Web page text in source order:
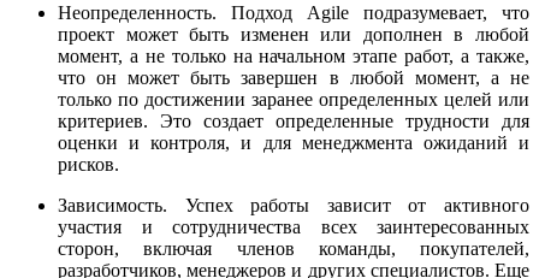
Неопределенность. Подход Agile подразумевает, что
проект может быть изменен или дополнен в любой
момент, а не только на начальном этапе работ, а также,
что он может быть завершен в любой момент, а не
только по достижении заранее определенных целей или
критериев. Это создает определенные трудности для
оценки и контроля, и для менеджмента ожиданий и
рисков.
Зависимость. Успех работы зависит от активного
участия и сотрудничества всех заинтересованных
сторон, включая членов команды, покупателей,
разработчиков, менеджеров и других специалистов. Еще